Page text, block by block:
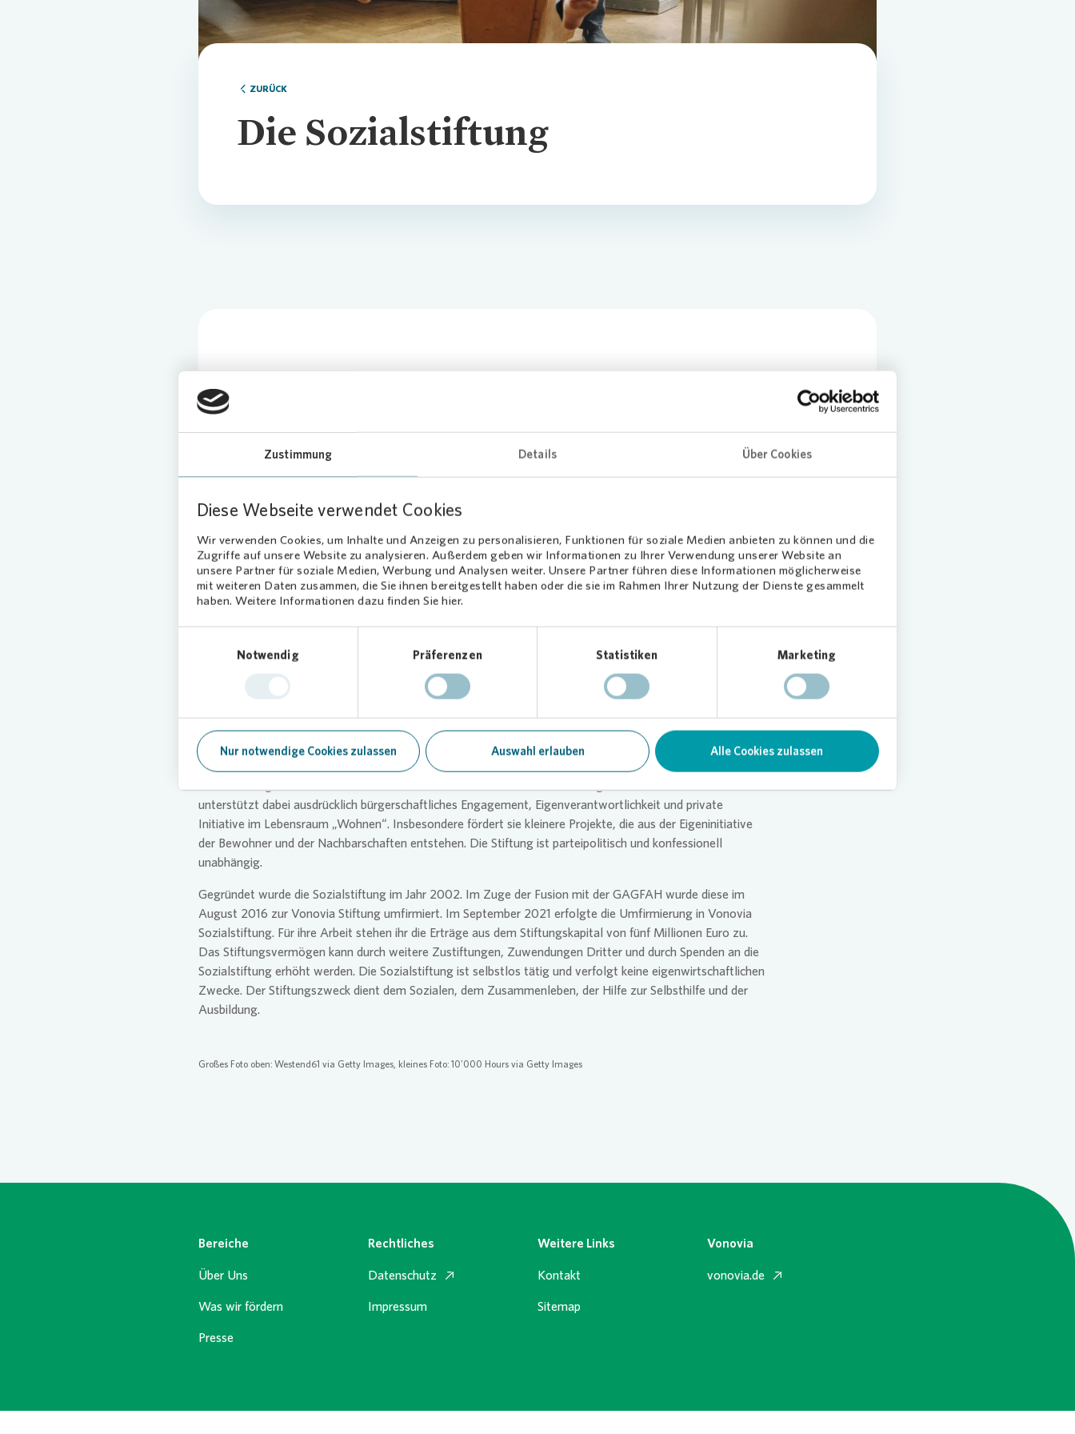
Zustimmung Details Über Cookies
Diese Webseite verwendet Cookies
Wir verwenden Cookies, um Inhalte und Anzeigen zu personalisieren, Funktionen für soziale Medien anbieten zu können und die
Zugriffe auf unsere Website zu analysieren. Außerdem geben wir Informationen zu Ihrer Verwendung unserer Website an
unsere Partner für soziale Medien, Werbung und Analysen weiter. Unsere Partner führen diese Informationen möglicherweise
mit weiteren Daten zusammen, die Sie ihnen bereitgestellt haben oder die sie im Rahmen Ihrer Nutzung der Dienste gesammelt
haben. Weitere Informationen dazu finden Sie hier.
Notwendig
Präferenzen Statistiken Marketing
Nur notwendige Cookies zulassen Auswahl erlauben Alle Cookies zulassen
ZURÜCK
Die Sozialstiftung
Loading...
Sozialstiftung ist eine gemeinnützige Stiftung
bürgerlichen Rechts. Sie hat ihren Sitz in Bochum. Das
Wirken der Stiftung kommt den Mietern und ihren
Angehörigen in den Häusern und Wohnungen zugute, die
Aufgabe der Stiftung ist es, Hilfe in sozialen Notlagen und bei Hilfsbedürftigkeit zu gewähren, sowie
intakte Nachbarschaften und Ausbildung zu fördern. Die Stiftung leistet damit einen Beitrag zur Gestaltung
unterstützt dabei ausdrücklich bürgerschaftliches Engagement, Eigenverantwortlichkeit und private
Initiative im Lebensraum „Wohnen“. Insbesondere fördert sie kleinere Projekte, die aus der Eigeninitiative
der Bewohner und der Nachbarschaften entstehen. Die Stiftung ist parteipolitisch und konfessionell
unabhängig.
Gegründet wurde die Sozialstiftung im Jahr 2002. Im Zuge der Fusion mit der GAGFAH wurde diese im
August 2016 zur Vonovia Stiftung umfirmiert. Im September 2021 erfolgte die Umfirmierung in Vonovia
Sozialstiftung. Für ihre Arbeit stehen ihr die Erträge aus dem Stiftungskapital von fünf Millionen Euro zu.
Das Stiftungsvermögen kann durch weitere Zustiftungen, Zuwendungen Dritter und durch Spenden an die
Sozialstiftung erhöht werden. Die Sozialstiftung ist selbstlos tätig und verfolgt keine eigenwirtschaftlichen
Zwecke. Der Stiftungszweck dient dem Sozialen, dem Zusammenleben, der Hilfe zur Selbsthilfe und der
Ausbildung.
Großes Foto oben: Westend61 via Getty Images, kleines Foto: 10'000 Hours via Getty Images
Bereiche
Über Uns
Was wir fördern
Presse
Rechtliches
Datenschutz
Impressum
Weitere Links
Kontakt
Sitemap
Vonovia
vonovia.de